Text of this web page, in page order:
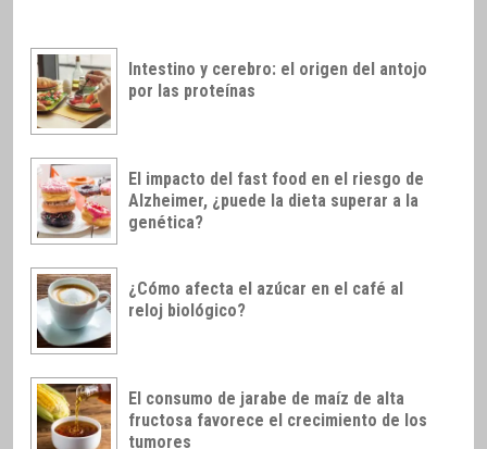
Intestino y cerebro: el origen del antojo
por las proteínas
El impacto del fast food en el riesgo de
Alzheimer, ¿puede la dieta superar a la
genética?
¿Cómo afecta el azúcar en el café al
reloj biológico?
El consumo de jarabe de maíz de alta
fructosa favorece el crecimiento de los
tumores